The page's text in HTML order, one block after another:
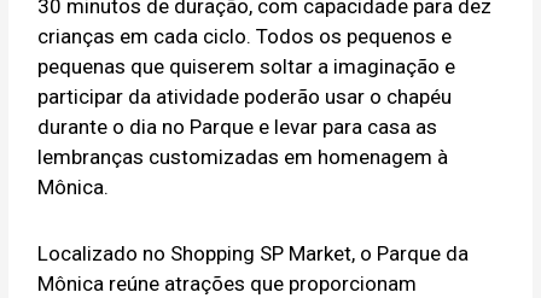
30 minutos de duração, com capacidade para dez
crianças em cada ciclo. Todos os pequenos e
pequenas que quiserem soltar a imaginação e
participar da atividade poderão usar o chapéu
durante o dia no Parque e levar para casa as
lembranças customizadas em homenagem à
Mônica.
Localizado no Shopping SP Market, o Parque da
Mônica reúne atrações que proporcionam